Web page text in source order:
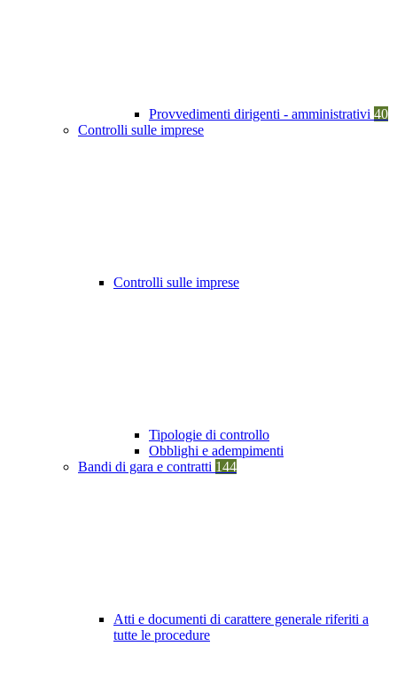
Provvedimenti dirigenti - amministrativi 40
Controlli sulle imprese
Controlli sulle imprese
Tipologie di controllo
Obblighi e adempimenti
Bandi di gara e contratti 144
Atti e documenti di carattere generale riferiti a
tutte le procedure